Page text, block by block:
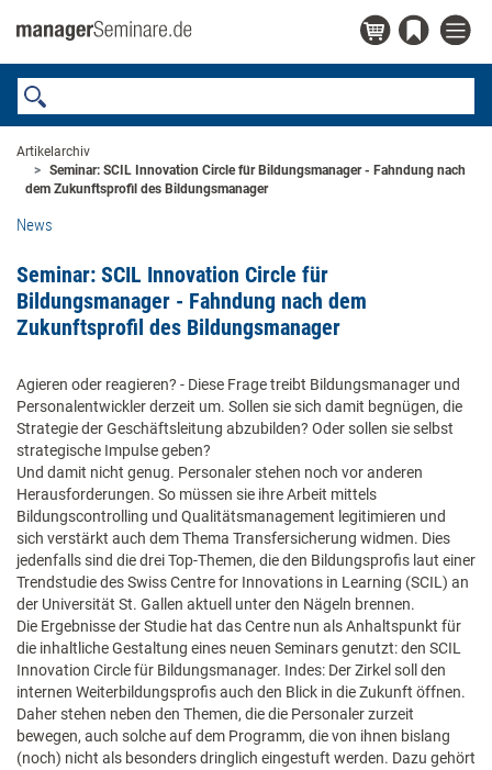
Artikelarchiv
Seminar: SCIL Innovation Circle für Bildungsmanager - Fahndung nach
dem Zukunftsprofil des Bildungsmanager
News
Seminar: SCIL Innovation Circle für
Bildungsmanager - Fahndung nach dem
Zukunftsprofil des Bildungsmanager
Agieren oder reagieren? - Diese Frage treibt Bildungsmanager und
Personalentwickler derzeit um. Sollen sie sich damit begnügen, die
Strategie der Geschäftsleitung abzubilden? Oder sollen sie selbst
strategische Impulse geben?
Und damit nicht genug. Personaler stehen noch vor anderen
Herausforderungen. So müssen sie ihre Arbeit mittels
Bildungscontrolling und Qualitätsmanagement legitimieren und
sich verstärkt auch dem Thema Transfersicherung widmen. Dies
jedenfalls sind die drei Top-Themen, die den Bildungsprofis laut einer
Trendstudie des Swiss Centre for Innovations in Learning (SCIL) an
der Universität St. Gallen aktuell unter den Nägeln brennen.
Die Ergebnisse der Studie hat das Centre nun als Anhaltspunkt für
die inhaltliche Gestaltung eines neuen Seminars genutzt: den SCIL
Innovation Circle für Bildungsmanager. Indes: Der Zirkel soll den
internen Weiterbildungsprofis auch den Blick in die Zukunft öffnen.
Daher stehen neben den Themen, die die Personaler zurzeit
bewegen, auch solche auf dem Programm, die von ihnen bislang
(noch) nicht als besonders dringlich eingestuft werden. Dazu gehört